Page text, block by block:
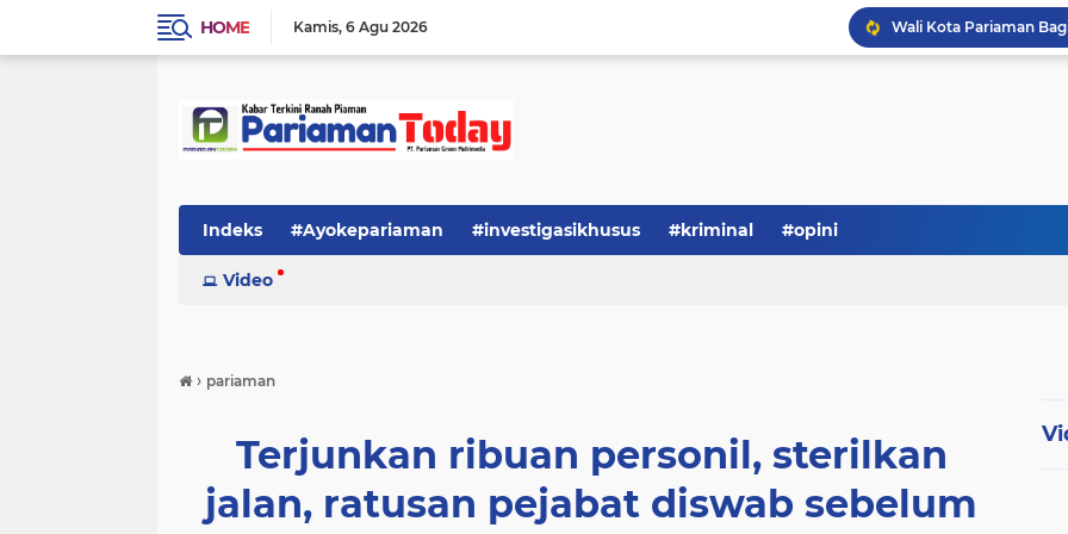
HOME Kamis 6 Agu 2026
Indeks #Ayokepariaman #investigasikhusus #kriminal #opini
Video
› pariaman
Terjunkan ribuan personil, sterilkan
jalan, ratusan pejabat diswab sebelum